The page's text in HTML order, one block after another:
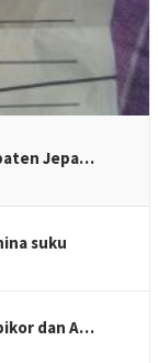
Jepa…
suku
dan A…